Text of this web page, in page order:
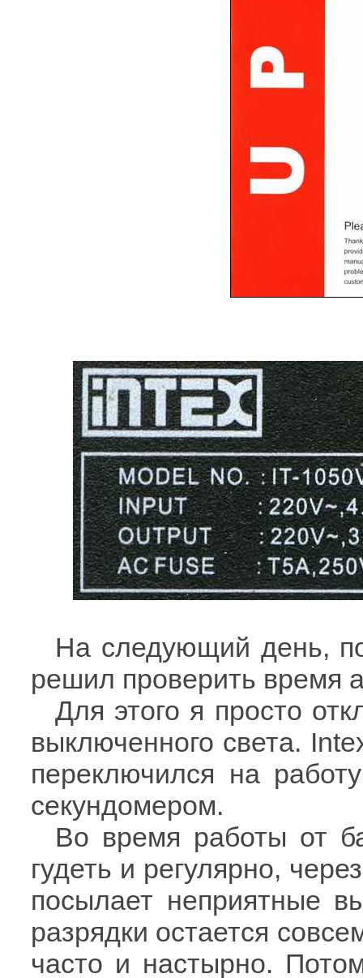
На следующий день,
решил проверить время
Для этого я просто
выключенного света.
переключился на
секундомером.
Во время работы от
гудеть и регулярно,
посылает неприятные
разрядки остается
часто и настырно.